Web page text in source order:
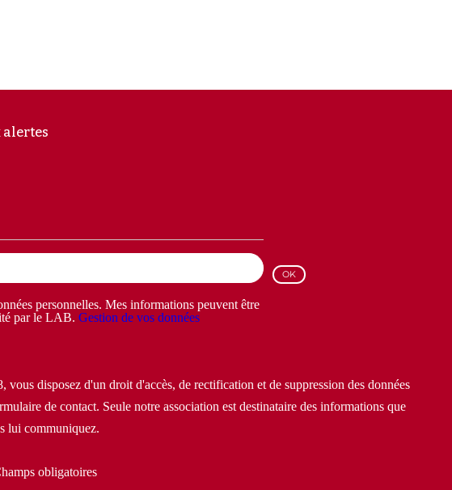
alertes
personnelles. Mes informations peuvent être
par le LAB. Gestion de vos données
disposez d'un droit d'accès, de rectification et de suppression des données
de contact. Seule notre association est destinataire des informations que
lui communiquez.
obligatoires